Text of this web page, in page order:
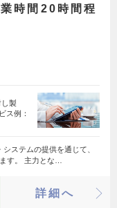
時間20時間程
し製
ス例：
ステムの提供を通じて、
す。 主力とな…
詳細へ